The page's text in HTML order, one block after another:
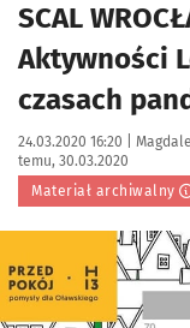
SCAL
Aktywności
czasach
Data publikacji:
24.03.2020 16:20 | Autor:
temu, 30.03.2020
Materiał archiwalny
Kliknij, aby